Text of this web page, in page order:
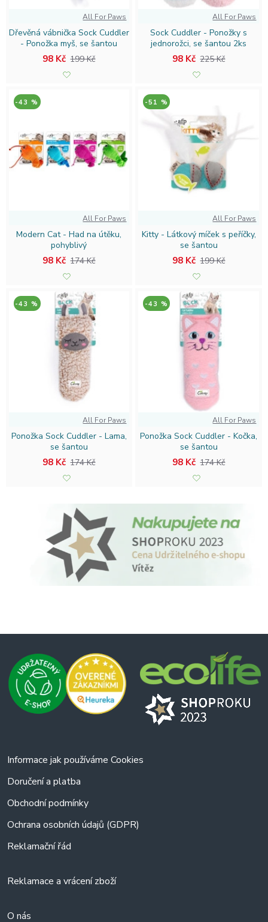
All For Paws
Dřevěná vábnička Sock Cuddler
- Ponožka myš, se šantou
98 Kč 199 Kč
All For Paws
Sock Cuddler - Ponožky s
jednorožci, se šantou 2ks
98 Kč 225 Kč
-43 %
All For Paws
Modern Cat - Had na útěku,
pohyblivý
98 Kč 174 Kč
-51 %
All For Paws
Kitty - Látkový míček s peříčky,
se šantou
98 Kč 199 Kč
-43 %
All For Paws
Ponožka Sock Cuddler - Lama,
se šantou
98 Kč 174 Kč
-43 %
All For Paws
Ponožka Sock Cuddler - Kočka,
se šantou
98 Kč 174 Kč
Informace jak používáme Cookies
Doručení a platba
Obchodní podmínky
Ochrana osobních údajů (GDPR)
Reklamační řád
Reklamace a vrácení zboží
O nás